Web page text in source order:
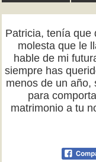
Patricia, tenía que
molesta que le
hable de mi
siempre has
menos de un año,
para
matrimonio a tu